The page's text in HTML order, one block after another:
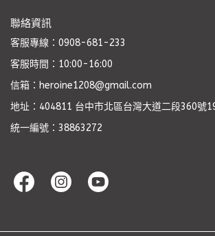
聯絡資訊
客服專線：0908-681-233
客服時間：10:00-16:00
信箱：heroine1208@gmail.com
地址：404811 台中市北區台灣大道二段360號
統一編號：38863272